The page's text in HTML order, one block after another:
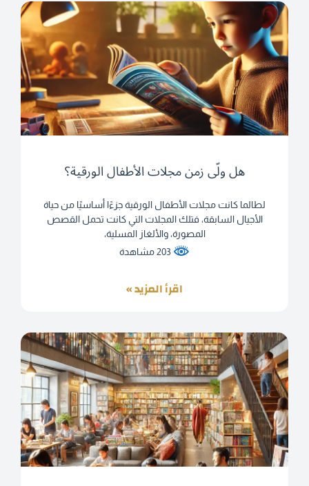
هل ولّى زمن مجلات الأطفال الورقية؟
لطالما كانت مجلات الأطفال الورقية جزءًا أساسيًا من حياة
الأجيال السابقة، فتلك المجلات التي كانت تحمل القصص
المصورة، والألغاز المسلية،
اقرأ المزيد »